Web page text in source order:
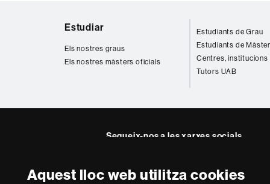
Aquest lloc web utilitza cookies
Estudiar
Els nostres graus
Els nostres màsters oficials
Estudiants de Grau
Estudiants de Màster
Centres, institucions
Tutors UAB
Segueix-nos a les xarxes socials
Facebook
TwitterYouTube